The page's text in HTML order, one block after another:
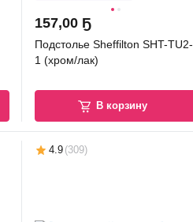
157,00 Ҕ
Подстолье Sheffilton SHT-TU2-
1 (хром/лак)
В корзину
4.9 (309)